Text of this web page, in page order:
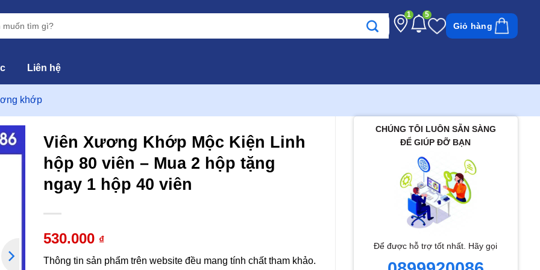
1 5
Giỏ hàng
Liên hệ
khớp
CHÚNG TÔI LUÔN SẴN SÀNG
ĐỂ GIÚP ĐỠ BẠN
Để được hỗ trợ tốt nhất. Hãy gọi
Viên Xương Khớp Mộc Kiện Linh
hộp 80 viên – Mua 2 hộp tặng
ngay 1 hộp 40 viên
530.000 ₫
Thông tin sản phẩm trên website đều mang tính chất tham khảo.